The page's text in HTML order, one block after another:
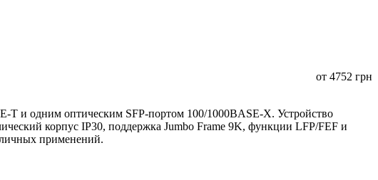
от 4752 грн
и одним оптическим SFP-портом 100/1000BASE-X. Устройство
корпус IP30, поддержка Jumbo Frame 9K, функции LFP/FEF и
применений.